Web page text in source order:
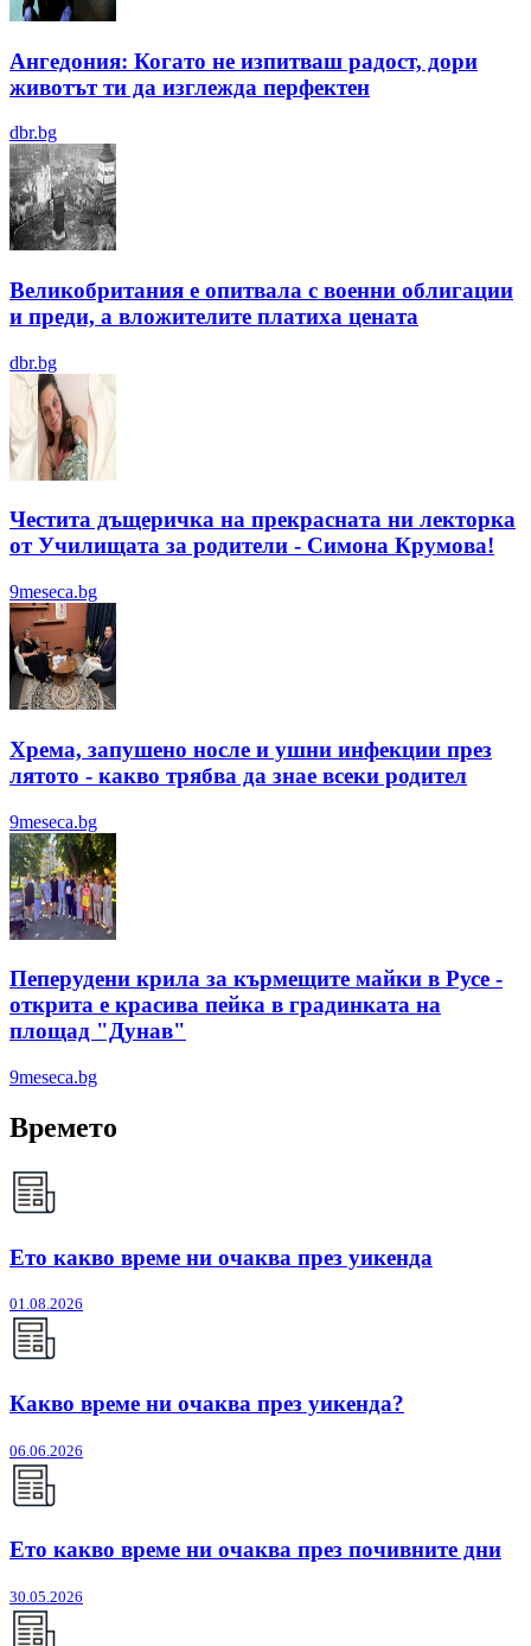
Ангедония: Когато не изпитваш радост, дори
животът ти да изглежда перфектен
dbr.bg
Великобритания е опитвала с военни облигации
и преди, а вложителите платиха цената
dbr.bg
Честита дъщеричка на прекрасната ни лекторка
от Училищата за родители - Симона Крумова!
9meseca.bg
Хрема, запушено носле и ушни инфекции през
лятотo - какво трябва да знае всеки родител
9meseca.bg
Пеперудени крила за кърмещите майки в Русе -
открита е красива пейка в градинката на
площад "Дунав"
9meseca.bg
Времето
Ето какво време ни очаква през уикенда
01.08.2026
Какво време ни очаква през уикенда?
06.06.2026
Ето какво време ни очаква през почивните дни
30.05.2026